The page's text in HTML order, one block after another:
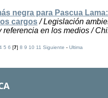
negra para Pascua
cargos/ Legislación
referencia en los medios /
5 6 [7]8 9 10 11 Siguiente -Ultima